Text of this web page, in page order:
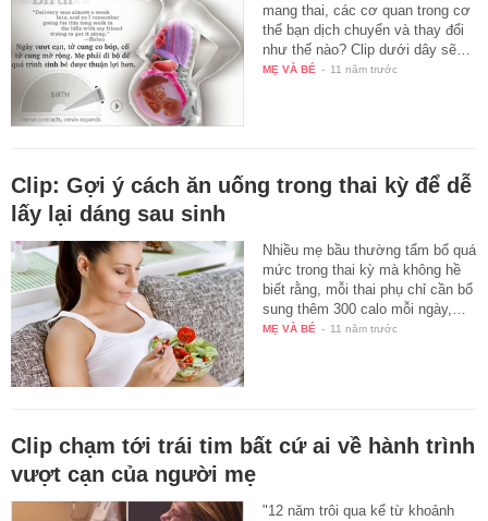
mang thai, các cơ quan trong cơ
thể bạn dịch chuyển và thay đổi
như thế nào? Clip dưới dây sẽ…
MẸ VÀ BÉ - 11 năm trước
Clip: Gợi ý cách ăn uống trong thai kỳ để dễ
lấy lại dáng sau sinh
Nhiều mẹ bầu thường tẩm bổ quá
mức trong thai kỳ mà không hề
biết rằng, mỗi thai phụ chỉ cần bổ
sung thêm 300 calo mỗi ngày,…
MẸ VÀ BÉ - 11 năm trước
Clip chạm tới trái tim bất cứ ai về hành trình
vượt cạn của người mẹ
"12 năm trôi qua kể từ khoảnh